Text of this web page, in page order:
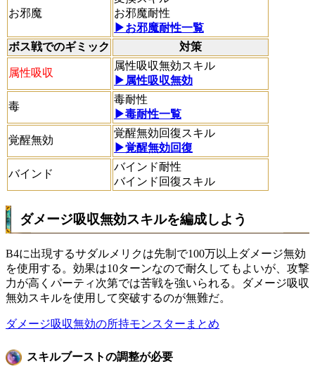
お邪魔
お邪魔耐性
▶お邪魔耐性一覧
ボス戦でのギミック
対策
属性吸収
属性吸収無効スキル
▶属性吸収無効
毒
毒耐性
▶毒耐性一覧
覚醒無効
覚醒無効回復スキル
▶覚醒無効回復
バインド
バインド耐性
バインド回復スキル
ダメージ吸収無効スキルを編成しよう
B4に出現するサダルメリクは先制で100万以上ダメージ無効
を使用する。効果は10ターンなので耐久してもよいが、攻撃
力が高くパーティ次第では苦戦を強いられる。ダメージ吸収
無効スキルを使用して突破するのが無難だ。
ダメージ吸収無効の所持モンスターまとめ
スキルブーストの調整が必要